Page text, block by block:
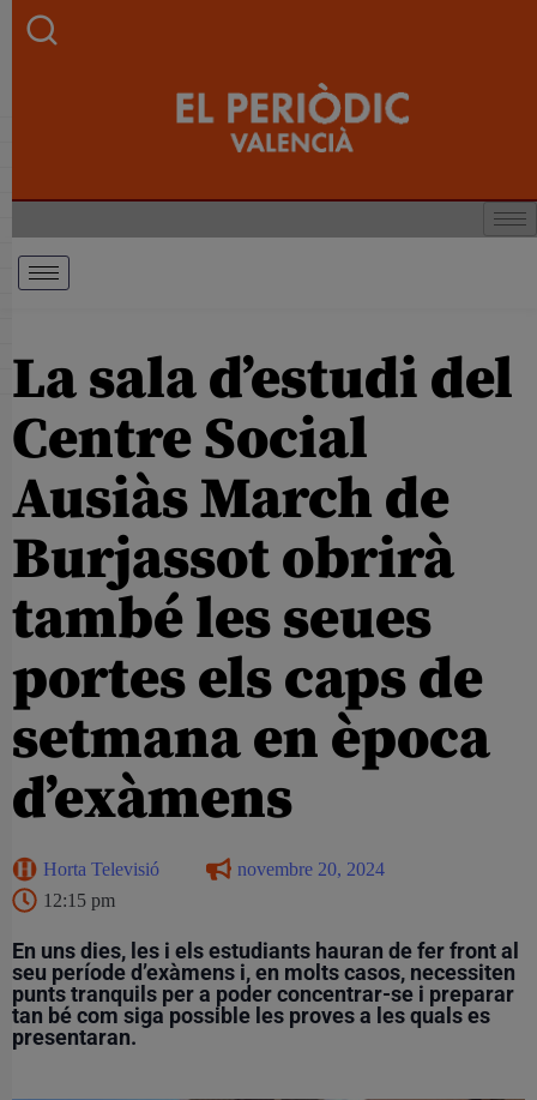
La sala d’estudi del
Centre Social
Ausiàs March de
Burjassot obrirà
també les seues
portes els caps de
setmana en època
d’exàmens
Horta Televisió
novembre 20, 2024
12:15 pm
En uns dies, les i els estudiants hauran de fer front al
seu període d’exàmens i, en molts casos, necessiten
punts tranquils per a poder concentrar-se i preparar
tan bé com siga possible les proves a les quals es
presentaran.